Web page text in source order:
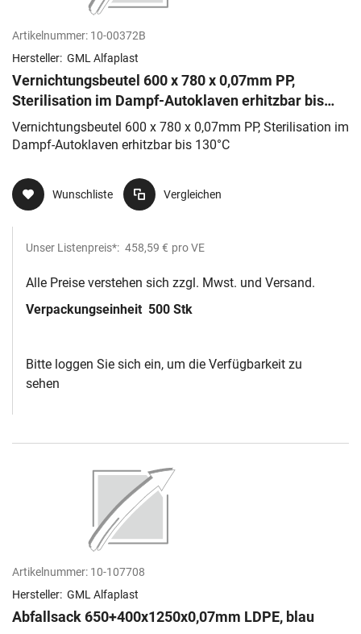
Artikelnummer: 10-00372B
Hersteller: GML Alfaplast
Vernichtungsbeutel 600 x 780 x 0,07mm PP,
Sterilisation im Dampf-Autoklaven erhitzbar bis
130°C
Vernichtungsbeutel 600 x 780 x 0,07mm PP, Sterilisation im
Dampf-Autoklaven erhitzbar bis 130°C
Wunschliste Vergleichen
Unser Listenpreis*: 458,59 € pro VE
Alle Preise verstehen sich zzgl. Mwst. und Versand.
Verpackungseinheit 500 Stk
Bitte loggen Sie sich ein, um die Verfügbarkeit zu
sehen
Artikelnummer: 10-107708
Hersteller: GML Alfaplast
Abfallsack 650+400x1250x0,07mm LDPE, blau